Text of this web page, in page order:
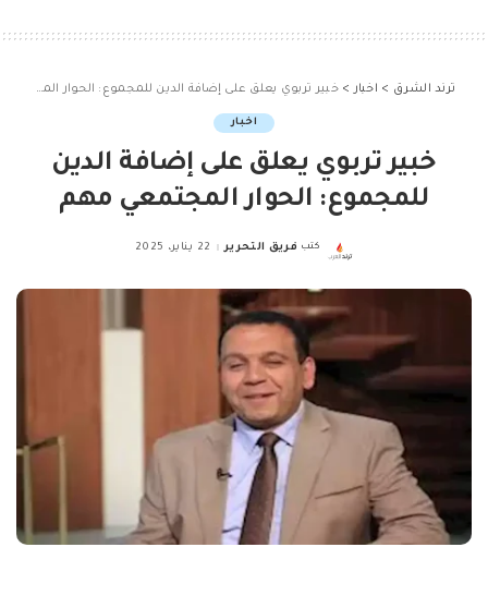
ترند الشرق > اخبار >خبير تربوي يعلق على إضافة الدين للمجموع: الحوار المجتمعي مهم
اخبار
خبير تربوي يعلق على إضافة الدين
للمجموع: الحوار المجتمعي مهم
Posted
كتب فريق التحرير 22 يناير، 2025